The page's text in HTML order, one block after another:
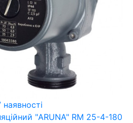
наявності
"ARUNA" RM 25-4-180